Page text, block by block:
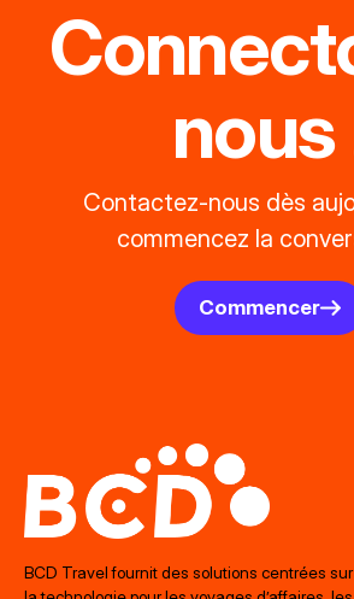
nous
Contactez-nous dès
commencez la
Commencer
BCD Travel fournit des solutions centrées